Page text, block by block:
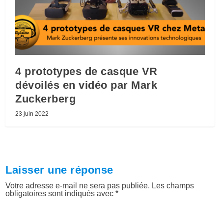
4 prototypes de casque VR
dévoilés en vidéo par Mark
Zuckerberg
23 juin 2022
Laisser une réponse
Votre adresse e-mail ne sera pas publiée. Les champs
obligatoires sont indiqués avec*